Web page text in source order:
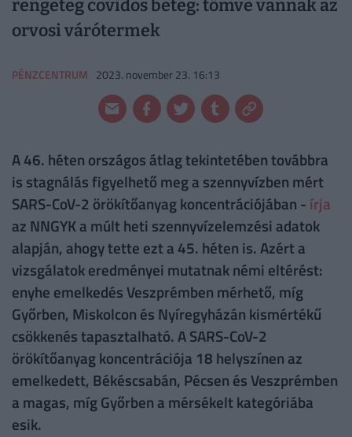
rengeteg covidos beteg: tömve vannak az
orvosi várótermek
PÉNZCENTRUM 2023. november 23. 16:13
A 46. héten országos átlag tekintetében továbbra
is stagnálás figyelhető meg a szennyvízben mért
SARS-CoV-2 örökítőanyag koncentrációjában - írja
az NNGYK a múlt heti szennyvízelemzési adatok
alapján, ahogy tette ezt a 45. héten is. Azért a
vizsgálatok eredményei mutatnak némi eltérést:
enyhe emelkedés Veszprémben mérhető, míg
Győrben, Miskolcon és Nyíregyházán kismértékű
csökkenés tapasztalható. A SARS-CoV-2
örökítőanyag koncentrációja 18 helyszínen az
emelkedett, Békéscsabán, Pécsen és Veszprémben
a magas, míg Győrben a mérsékelt kategóriába
esik.